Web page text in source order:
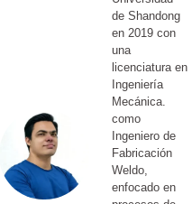
de Shandong
en 2019 con
una
licenciatura en
Ingeniería
Mecánica.
como
Ingeniero de
Fabricación
Weldo,
enfocado en